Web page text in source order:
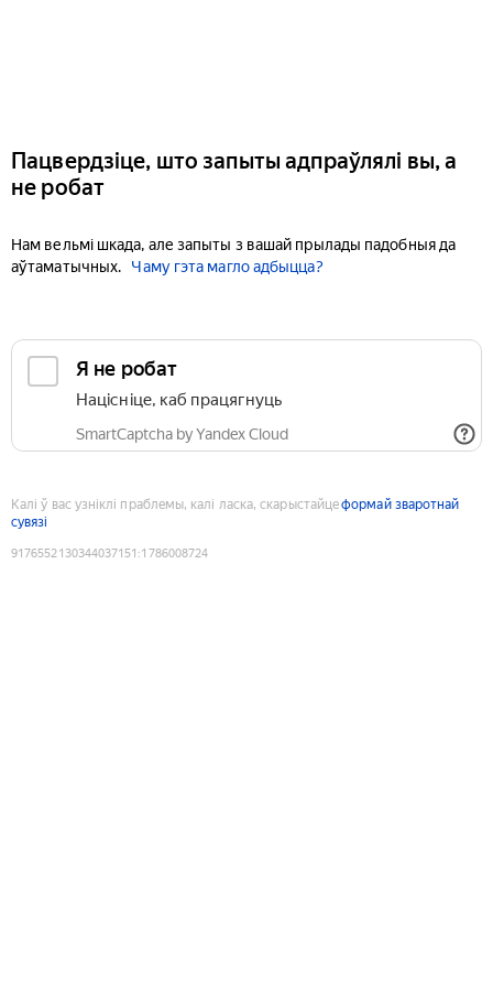
Пацвердзіце, што запыты адпраўлялі вы, а
не робат
Нам вельмі шкада, але запыты з вашай прылады падобныя да
аўтаматычных.
Чаму гэта магло адбыцца?
Я не робат
Націсніце, каб працягнуць
SmartCaptcha by Yandex Cloud
Калі ў вас узніклі праблемы, калі ласка, скарыстайцеформай зваротнай
сувязі
9176552130344037151 :1786008724